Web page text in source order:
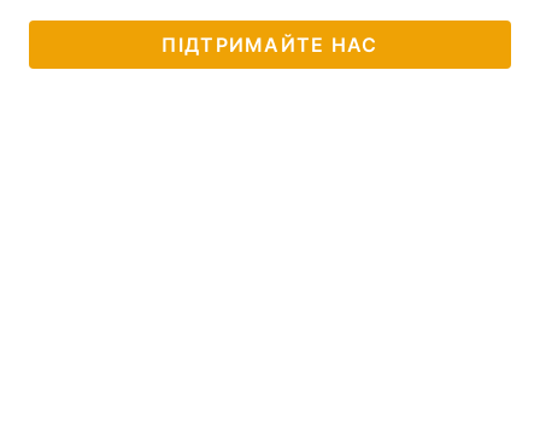
ПІДТРИМАЙТЕ НАС